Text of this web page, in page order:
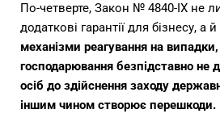
По-четверте, Закон № 4840-IX не
додаткові гарантії для бізнесу, а й
механізми реагування на
господарювання безпідставно не
осіб до здійснення заходу
іншим чином створює перешкоди.